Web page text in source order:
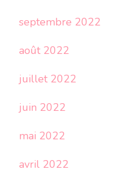
septembre 2022
août 2022
juillet 2022
juin 2022
mai 2022
avril 2022